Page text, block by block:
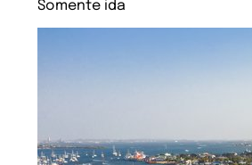
Somente ida